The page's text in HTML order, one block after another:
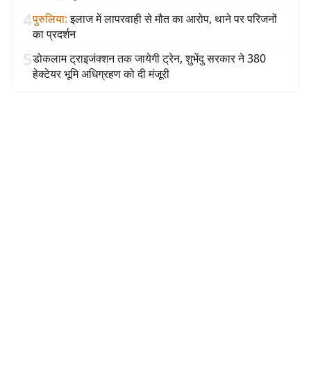
4पुरुलिया: इलाज में लापरवाही से मौत का आरोप, थाने पर परिजनों
का प्रदर्शन
5डोकलाम ट्राइजंक्शन तक जायेगी ट्रेन, शुभेंदु सरकार ने 380
हेक्टेयर भूमि अधिग्रहण को दी मंजूरी